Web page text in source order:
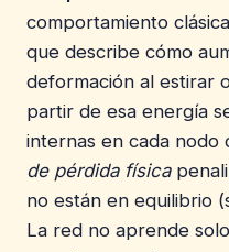
comportamiento
que describe cómo
deformación al estirar
partir de esa energía
internas en cada nodo
de pérdida física
no están en equilibrio
La red no aprende